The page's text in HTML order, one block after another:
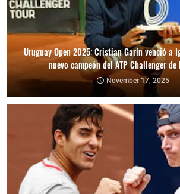
Uruguay Open 2025: Cristian Garín venció a
nuevo campeón del ATP Challenger
November 17, 2025